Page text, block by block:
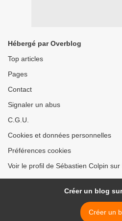
Hébergé par Overblog
Top articles
Pages
Contact
Signaler un abus
C.G.U.
Cookies et données personnelles
Préférences cookies
Voir le profil de Sébastien Colpin
Créer un blog
Créer un